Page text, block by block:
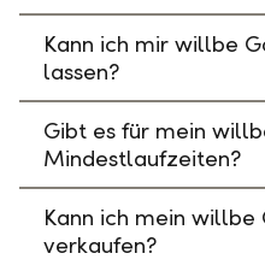
Kann ich mir willbe
lassen?
Gibt es für mein
Mindestlaufzeiten?
Kann ich mein
verkaufen?